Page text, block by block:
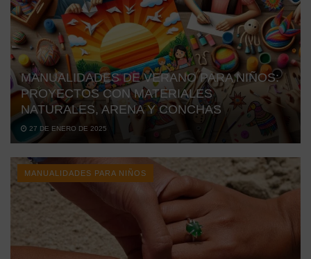
MANUALIDADES DE VERANO PARA NIÑOS:
PROYECTOS CON MATERIALES
NATURALES, ARENA Y CONCHAS
27 DE ENERO DE 2025
MANUALIDADES PARA NIÑOS